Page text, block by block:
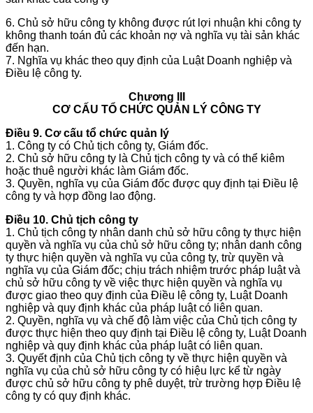
6. Chủ sở hữu công ty không được rút lợi nhuận khi công ty
không thanh toán đủ các khoản nợ và nghĩa vụ tài sản khác
đến hạn.
7. Nghĩa vụ khác theo quy định của Luật Doanh nghiệp và
Điều lệ công ty.
Chương III
CƠ CẤU TỔ CHỨC QUẢN LÝ CÔNG TY
Điều 9. Cơ cấu tổ chức quản lý
1. Công ty có Chủ tịch công ty, Giám đốc.
2. Chủ sở hữu công ty là Chủ tịch công ty và có thể kiêm
hoặc thuê người khác làm Giám đốc.
3. Quyền, nghĩa vụ của Giám đốc được quy định tại Điều lệ
công ty và hợp đồng lao động.
Điều 10. Chủ tịch công ty
1. Chủ tịch công ty nhân danh chủ sở hữu công ty thực hiện
quyền và nghĩa vụ của chủ sở hữu công ty; nhân danh công
ty thực hiện quyền và nghĩa vụ của công ty, trừ quyền và
nghĩa vụ của Giám đốc; chịu trách nhiệm trước pháp luật và
chủ sở hữu công ty về việc thực hiện quyền và nghĩa vụ
được giao theo quy định của Điều lệ công ty, Luật Doanh
nghiệp và quy định khác của pháp luật có liên quan.
2. Quyền, nghĩa vụ và chế độ làm việc của Chủ tịch công ty
được thực hiện theo quy định tại Điều lệ công ty, Luật Doanh
nghiệp và quy định khác của pháp luật có liên quan.
3. Quyết định của Chủ tịch công ty về thực hiện quyền và
nghĩa vụ của chủ sở hữu công ty có hiệu lực kể từ ngày
được chủ sở hữu công ty phê duyệt, trừ trường hợp Điều lệ
công ty có quy định khác.